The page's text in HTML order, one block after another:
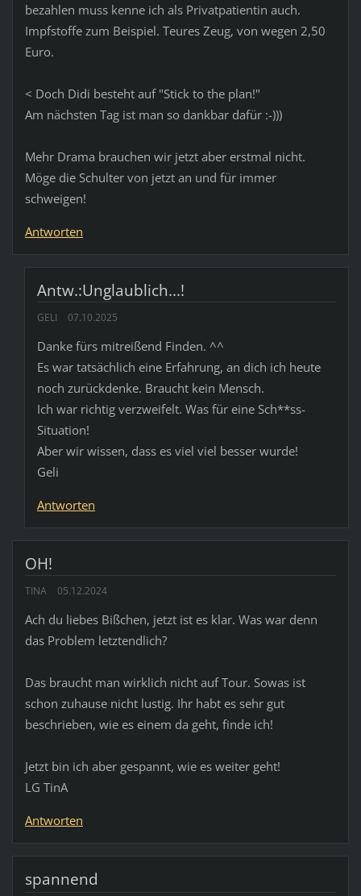
bezahlen muss kenne ich als Privatpatientin auch.
Impfstoffe zum Beispiel. Teures Zeug, von wegen 2,50
Euro.
< Doch Didi besteht auf "Stick to the plan!"
Am nächsten Tag ist man so dankbar dafür :-)))
Mehr Drama brauchen wir jetzt aber erstmal nicht.
Möge die Schulter von jetzt an und für immer
schweigen!
Antworten
Antw.:Unglaublich...!
GELI 07.10.2025
Danke fürs mitreißend Finden. ^^
Es war tatsächlich eine Erfahrung, an dich ich heute
noch zurückdenke. Braucht kein Mensch.
Ich war richtig verzweifelt. Was für eine Sch**ss-
Situation!
Aber wir wissen, dass es viel viel besser wurde!
Geli
Antworten
OH!
TINA 05.12.2024
Ach du liebes Bißchen, jetzt ist es klar. Was war denn
das Problem letztendlich?
Das braucht man wirklich nicht auf Tour. Sowas ist
schon zuhause nicht lustig. Ihr habt es sehr gut
beschrieben, wie es einem da geht, finde ich!
Jetzt bin ich aber gespannt, wie es weiter geht!
LG TinA
Antworten
spannend